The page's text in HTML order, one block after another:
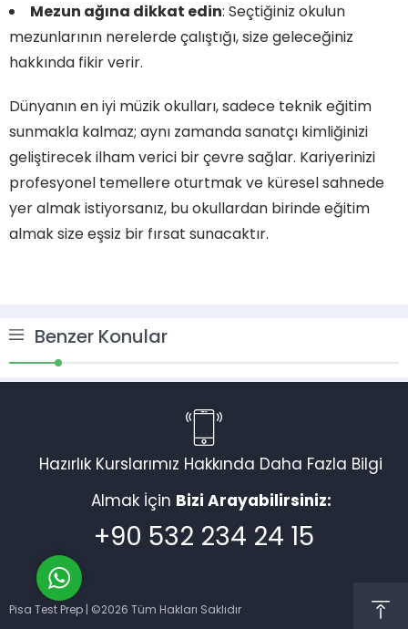
Mezun ağına dikkat edin: Seçtiğiniz okulun
mezunlarının nerelerde çalıştığı, size geleceğiniz
hakkında fikir verir.
Dünyanın en iyi müzik okulları, sadece teknik eğitim
sunmakla kalmaz; aynı zamanda sanatçı kimliğinizi
geliştirecek ilham verici bir çevre sağlar. Kariyerinizi
profesyonel temellere oturtmak ve küresel sahnede
yer almak istiyorsanız, bu okullardan birinde eğitim
almak size eşsiz bir fırsat sunacaktır.
Benzer Konular
Hazırlık Kurslarımız Hakkında Daha Fazla Bilgi
Almak İçin Bizi Arayabilirsiniz:
+90 532 234 24 15
Pisa Test Prep | ©2026 Tüm Hakları Saklıdır
Cevap Yaz